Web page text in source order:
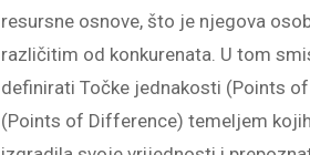
resursne osnove, što je njegova
različitim od konkurenata. U tom
definirati Točke jednakosti (Points
(Points of Difference) temeljem